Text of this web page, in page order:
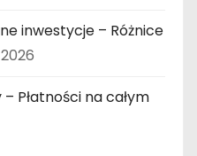
inwestycje – Różnice
Płatności na całym